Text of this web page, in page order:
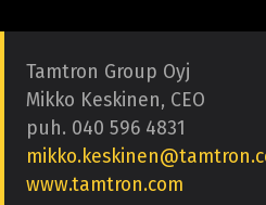
Tamtron Group Oyj
Mikko Keskinen, CEO
puh. 040 596 4831
www.tamtron.com